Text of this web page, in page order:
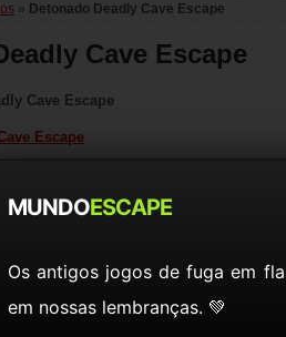
MUNDOESCAPE
Os antigos jogos de fuga em
em nossas lembranças. 💚
» Detonado Deadly Cave Escape
Cave Escape
Cave Escape
Escape
cujo objetivo é escapar da caverna.
ou lugar para dar zoom.
na seta abaixo ou no X no canto